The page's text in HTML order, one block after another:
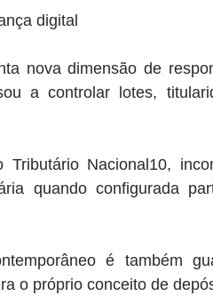
digital
nova dimensão de
a controlar lotes,
Nacional10,
quando configurada
é também
o próprio conceito de